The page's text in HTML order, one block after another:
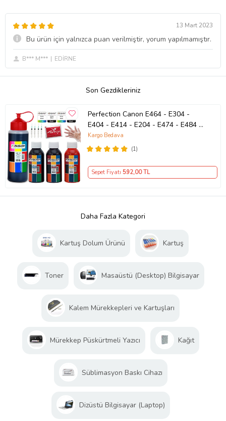
13 Mart 2023
Bu ürün için yalnızca puan verilmiştir, yorum yapılmamıştır.
B*** M*** EDİRNE
Son Gezdikleriniz
Perfection Canon E464 - E304 -
E404 - E414 - E204 - E474 - E484 -
PG46 -CL56 Kartuş Uyumlu Dolum
Seti 500 ML + 3 x 100 ML (STD)
(1)
Kargo Bedava
Sepet Fiyatı 592,00 TL
Daha Fazla Kategori
Kartuş Dolum Ürünü Kartuş
Toner Masaüstü (Desktop) Bilgisayar
Kalem Mürekkepleri ve Kartuşları
Mürekkep Püskürtmeli Yazıcı Kağıt
Süblimasyon Baskı Cihazı
Dizüstü Bilgisayar (Laptop)